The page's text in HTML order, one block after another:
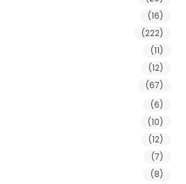
(16)
(222)
(11)
(12)
(67)
(6)
(10)
(12)
(7)
(8)